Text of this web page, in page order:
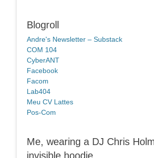
Blogroll
Andre's Newsletter – Substack
COM 104
CyberANT
Facebook
Facom
Lab404
Meu CV Lattes
Pos-Com
Me, wearing a DJ Chris
invisible hoodie